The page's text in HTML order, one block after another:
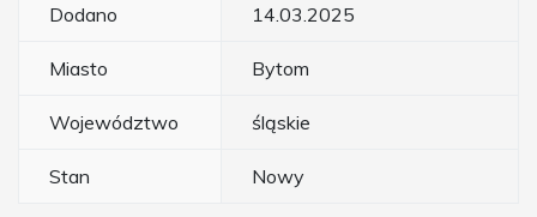
Dodano 14.03.2025
Miasto Bytom
Województwo śląskie
Stan Nowy